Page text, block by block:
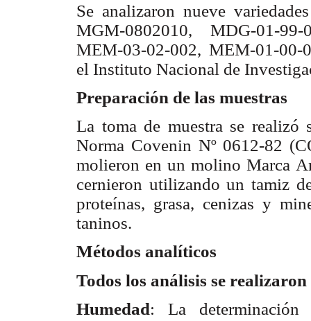
Se analizaron nueve
MGM-0802010, MDG-01-
MEM-03-02-002, MEM-01-00-
el Instituto Nacional de
Preparación de las muestras
La toma de muestra se realizó
Norma Covenin Nº 0612-82
molieron en un molino Marca
cernieron utilizando un tamiz
proteínas, grasa, cenizas y
taninos.
Métodos analíticos
Todos los análisis se
Humedad: La